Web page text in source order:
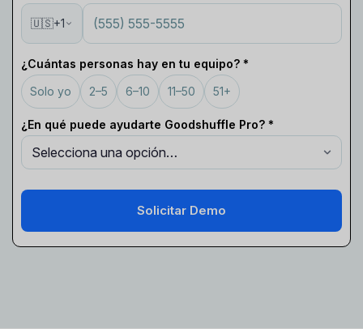
🇺🇸+1
¿Cuántas personas hay en tu equipo? *
Solo yo
2–5 6–10 11–50 51+
¿En qué puede ayudarte Goodshuffle Pro? *
Solicitar Demo